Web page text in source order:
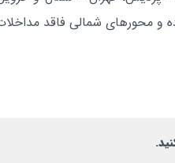
و محورهای شمالی فاقد